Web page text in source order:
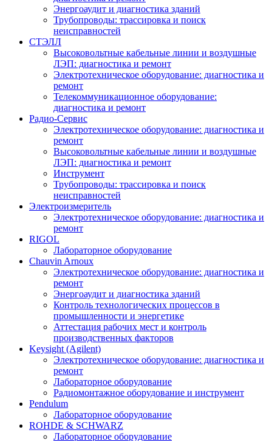
Энергоаудит и диагностика зданий
Трубопроводы: трассировка и поиск
неисправностей
СТЭЛЛ
Высоковольтные кабельные линии и воздушные
ЛЭП: диагностика и ремонт
Электротехническое оборудование: диагностика и
ремонт
Телекоммуникационное оборудование:
диагностика и ремонт
Радио-Cервис
Электротехническое оборудование: диагностика и
ремонт
Высоковольтные кабельные линии и воздушные
ЛЭП: диагностика и ремонт
Инструмент
Трубопроводы: трассировка и поиск
неисправностей
Электроизмеритель
Электротехническое оборудование: диагностика и
ремонт
RIGOL
Лабораторное оборудование
Chauvin Arnoux
Электротехническое оборудование: диагностика и
ремонт
Энергоаудит и диагностика зданий
Контроль технологических процессов в
промышленности и энергетике
Аттестация рабочих мест и контроль
производственных факторов
Keysight (Agilent)
Электротехническое оборудование: диагностика и
ремонт
Лабораторное оборудование
Радиомонтажное оборудование и инструмент
Pendulum
Лабораторное оборудование
ROHDE & SCHWARZ
Лабораторное оборудование